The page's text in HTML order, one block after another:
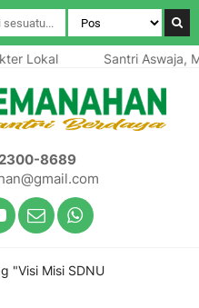
Lokal Santri Aswaja,
8689
"Visi Misi SDNU